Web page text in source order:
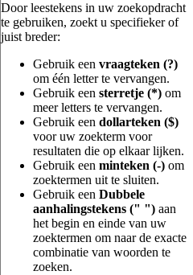
Door leestekens in uw zoekopdracht
te gebruiken, zoekt u specifieker of
juist breder:
Gebruik een vraagteken (?)
om één letter te vervangen.
Gebruik een sterretje (*) om
meer letters te vervangen.
Gebruik een dollarteken ($)
voor uw zoekterm voor
resultaten die op elkaar lijken.
Gebruik een minteken (-) om
zoektermen uit te sluiten.
Gebruik een Dubbele
aanhalingstekens (" ") aan
het begin en einde van uw
zoektermen om naar de exacte
combinatie van woorden te
zoeken.